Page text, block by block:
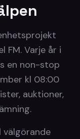
FM. Varje år i
en non-stop
kl 08:00
auktioner,
välgörande